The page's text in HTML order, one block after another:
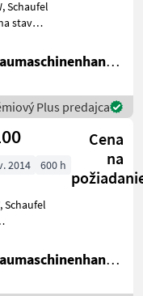
Kleinheider Baumaschinenhandel GmbH.
Plus predajca
Cena
na
2014 600 h
Kleinheider Baumaschinenhandel GmbH.